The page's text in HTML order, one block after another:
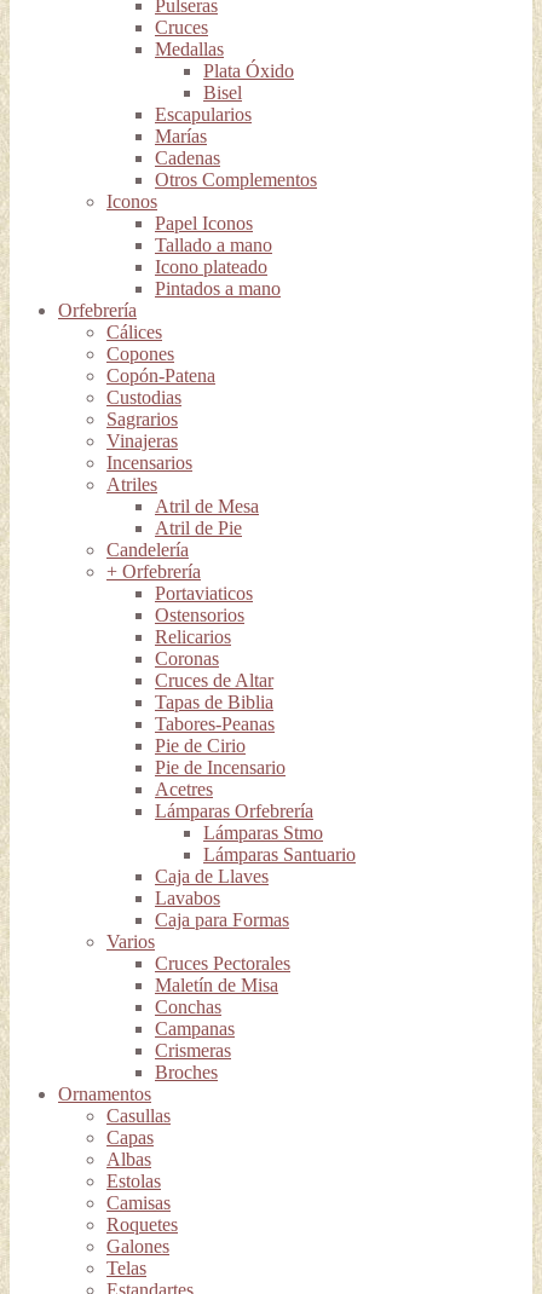
Pulseras
Cruces
Medallas
Plata Óxido
Bisel
Escapularios
Marías
Cadenas
Otros Complementos
Iconos
Papel Iconos
Tallado a mano
Icono plateado
Pintados a mano
Orfebrería
Cálices
Copones
Copón-Patena
Custodias
Sagrarios
Vinajeras
Incensarios
Atriles
Atril de Mesa
Atril de Pie
Candelería
+ Orfebrería
Portaviaticos
Ostensorios
Relicarios
Coronas
Cruces de Altar
Tapas de Biblia
Tabores-Peanas
Pie de Cirio
Pie de Incensario
Acetres
Lámparas Orfebrería
Lámparas Stmo
Lámparas Santuario
Caja de Llaves
Lavabos
Caja para Formas
Varios
Cruces Pectorales
Maletín de Misa
Conchas
Campanas
Crismeras
Broches
Ornamentos
Casullas
Capas
Albas
Estolas
Camisas
Roquetes
Galones
Telas
Estandartes